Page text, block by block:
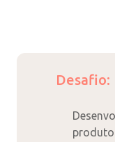
Desafio: